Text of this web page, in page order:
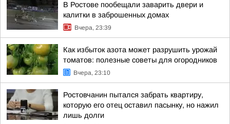
В Ростове пообещали заварить двери и
калитки в заброшенных домах
Вчера, 23:39
Как избыток азота может разрушить урожай
томатов: полезные советы для огородников
Вчера, 23:10
Ростовчанин пытался забрать квартиру,
которую его отец оставил пасынку, но нажил
лишь долги